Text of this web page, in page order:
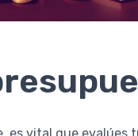
es vital que evalúes